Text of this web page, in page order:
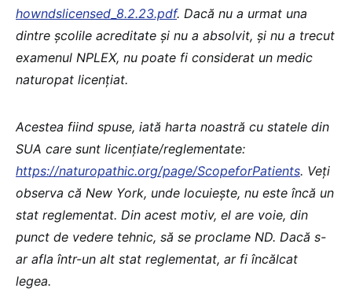
howndslicensed_8.2.23.pdf. Dacă nu a urmat una
dintre școlile acreditate și nu a absolvit, și nu a trecut
examenul NPLEX, nu poate fi considerat un medic
naturopat licențiat.
Acestea fiind spuse, iată harta noastră cu statele din
SUA care sunt licențiate/reglementate:
https://naturopathic.org/page/ScopeforPatients. Veți
observa că New York, unde locuiește, nu este încă un
stat reglementat. Din acest motiv, el are voie, din
punct de vedere tehnic, să se proclame ND. Dacă s-
ar afla într-un alt stat reglementat, ar fi încălcat
legea.